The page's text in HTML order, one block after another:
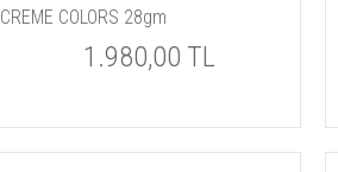
CREME COLORS 28gm
1.980,00 TL